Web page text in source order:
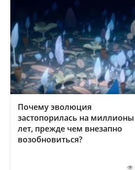
Почему эволюция
застопорилась на миллионы
лет, прежде чем внезапно
возобновиться?